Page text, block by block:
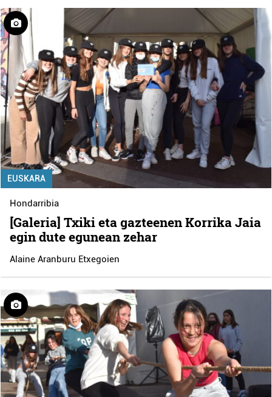
EUSKARA
Hondarribia
[Galeria] Txiki eta gazteenen Korrika Jaia
egin dute egunean zehar
Alaine Aranburu Etxegoien